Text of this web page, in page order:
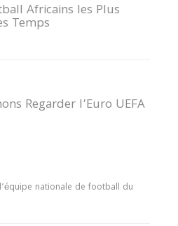
Africains les Plus
Temps
Regarder l’Euro UEFA
savoir sur la Coupe
nationale de football du